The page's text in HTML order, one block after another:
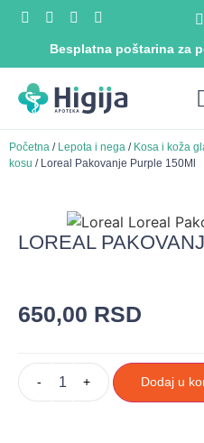
Besplatna poštarina za
Početna / Lepota i nega / Kosa i koža
kosu / Loreal Pakovanje Purple 150Ml
LOREAL
650,00 RSD
- + Dodaj u